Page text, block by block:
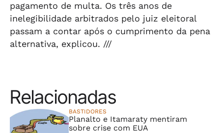
pagamento de multa. Os três anos de
inelegibilidade arbitrados pelo juiz eleitoral
passam a contar após o cumprimento da pena
alternativa, explicou. ///
Relacionadas
BASTIDORES
Planalto e Itamaraty mentiram
sobre crise com EUA